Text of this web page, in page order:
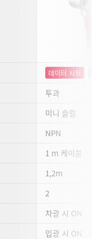
데이터 시트
투과
미니 슬림
NPN
1 m 케이블
1,2m
2
차광 시 ON
입광 시 ON